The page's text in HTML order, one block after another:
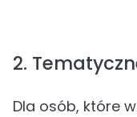
2.
Dla osób, które